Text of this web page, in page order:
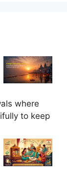
where
to keep